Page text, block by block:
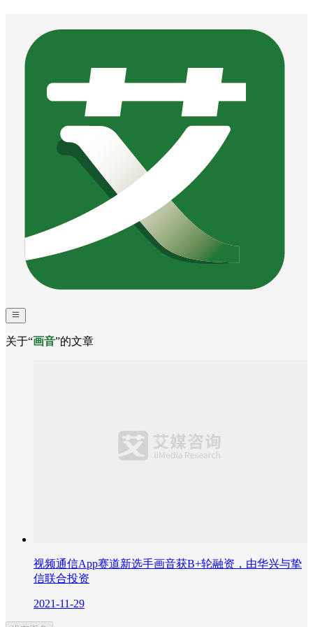
关于“画音”的文章
视频通信App赛道新选手画音获B+轮融资，由华兴与挚
信联合投资
2021-11-29